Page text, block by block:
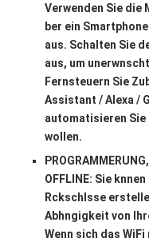
Verwenden Sie die
ber ein
aus. Schalten Sie
aus, um
Fernsteuern Sie
Assistant / Alexa /
automatisieren Sie
wollen.
OFFLINE: Sie
Rckschlsse
Abhngigkeit von
Wenn sich das